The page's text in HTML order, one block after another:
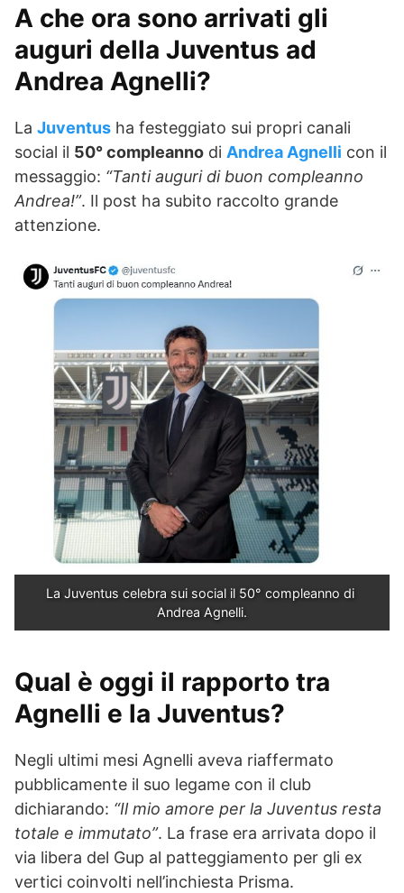
A che ora sono arrivati gli
auguri della Juventus ad
Andrea Agnelli?
La Juventus ha festeggiato sui propri canali
social il 50° compleanno di Andrea Agnelli con il
messaggio: “Tanti auguri di buon compleanno
Andrea!”. Il post ha subito raccolto grande
attenzione.
La Juventus celebra sui social il 50° compleanno di
Andrea Agnelli.
Qual è oggi il rapporto tra
Agnelli e la Juventus?
Negli ultimi mesi Agnelli aveva riaffermato
pubblicamente il suo legame con il club
dichiarando: “Il mio amore per la Juventus resta
totale e immutato”. La frase era arrivata dopo il
via libera del Gup al patteggiamento per gli ex
vertici coinvolti nell’inchiesta Prisma.